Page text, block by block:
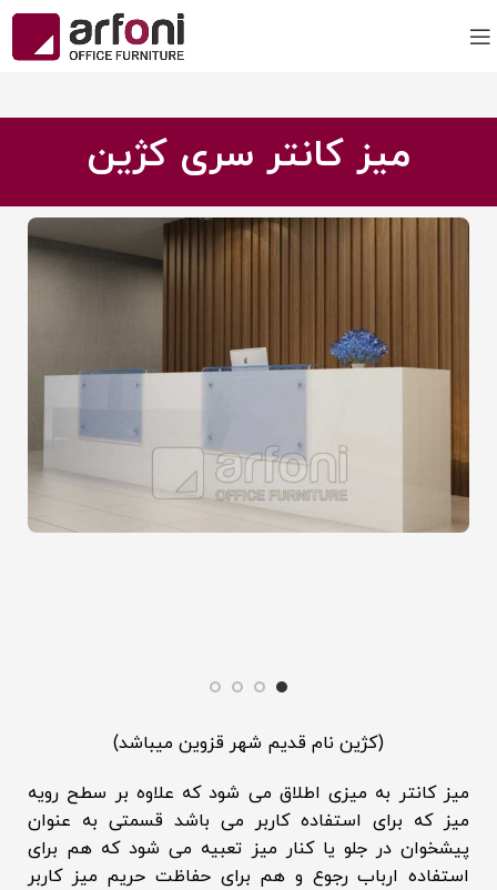
میز کانتر سری کژین
(کژین نام قدیم شهر قزوین میباشد)
میز کانتر به میزی اطلاق می شود که علاوه بر سطح رویه
میز که برای استفاده کاربر می باشد قسمتی به عنوان
پیشخوان در جلو یا کنار میز تعبیه می شود که هم برای
استفاده ارباب رجوع و هم برای حفاظت حریم میز کاربر